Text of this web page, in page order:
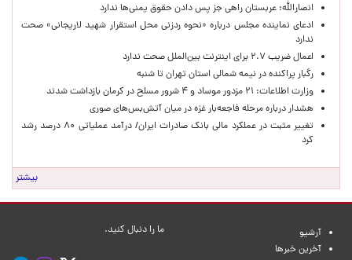
انصارالله: عربستان راهی جز پس دادن حقوق یمنی‌ها ندارد
ادعای نماینده مجلس درباره «نحوه ردزنی محل استقرار شهید لاریجانی» صحت
ندارد
اعمال ضریب ۲.۷ برای اینترنت بین‌الملل صحت ندارد
رگبار پراکنده در نیمه شمالی استان تهران تا شنبه
وزارت اطلاعات: ۲۱ مزدور موساد و ۴ شرور مسلح در کرمان بازداشت شدند
هشدار درباره مرحله فاجعه‌بار غزه در میان آتش‌بس‌های صوری
تغییر مثبت در عملکرد مالی بانک صادرات ایران/ درآمد عملیاتی ۸۰ درصد رشد
کرد
بیشتر
آرشیو
آخرین خبرها
ما را دنبال کنید.